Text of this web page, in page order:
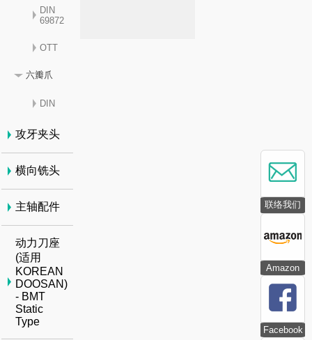
联络我们
Amazon
Facebook
DIN
69872
OTT
六瓣爪
DIN
攻牙夹头
横向铣头
主轴配件
动力刀座
(适用
KOREAN
DOOSAN)
- BMT
Static
Type